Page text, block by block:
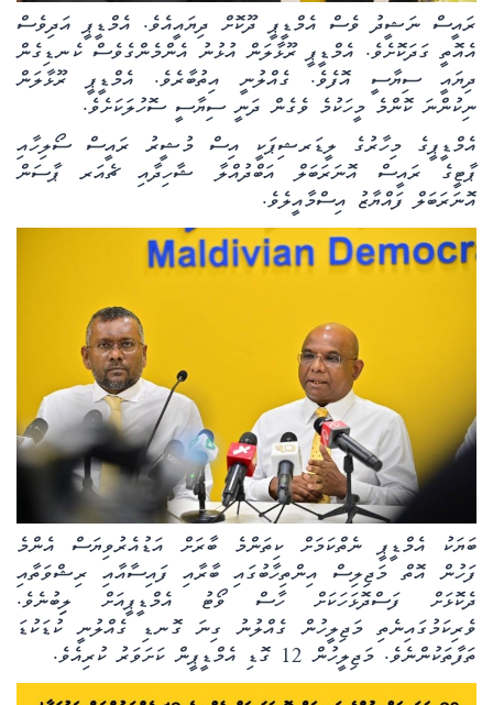
ރައީސް ނަޝީދު ވެސް އެމްޑީޕީ ދޫކޮށް ދިޔައީއެވެ. އެމްޑީޕީ އަދިވެސް
އެއޮތީ ގަދަކޮށެވެ. އެމްޑީޕީ ރޫޅާލަން އުޅުނު އެންމެންގެވެސް ކެނޑިގެން
ދިޔައީ ސިޔާސީ އޮފެވެ. ގެއްލުނީ އިތުބާރެވެ. އެމްޑީޕީ ރޫޅާލަން
ނިކުންނަ ކޮންމެ މީހަކުމެ ވެގެން ދަނީ ސިޔާސީ ސޮހުލަކަށެވެ.
އެމްޑީޕީގެ މިހާރުގެ ލީޑަރޝިޕަކީ އިސް މުޝީރު ރައީސް ސޯލިހާއި
ޕާޓީގެ ރައީސް އޮނަރަބަލް އަބްދުއްލާ ޝާހިދާއި ޗެއަރ ޕާސަން
އޮނަރަބަލް ފައްޔާޒު އިސްމާއީލެވެ.
ބަޔަކު އެމްޑީޕީ ނެތްކަމަށް ކިތަންމެ ބާރަށް އަޑުއެރުވިޔަސް އެންމެ
ފަހުން އޮތް މަޖިލިސް އިންތިހާބުގައި ބާރާއި ފައިސާއާއި ރިޝްވަތާއި
ދެކޮޅަށް ފަސްދޮޅަހަކަށް ހާސް ވޯޓު އެމްޑީޕީއަށް ލިިބުނެވެ.
ވެރިކަމުގައިނެތި މަޖިލީހުން ގެއްލުނު ގިނަ ގޮނޑި ގެއްލުނީ ކުޑަކުޑަ
ތަފާތަކުންނެވެ. މަޖިލީހުން 12 ގޮޑި އެމްޑީޕީން ކަށަވަރު ކުރިއެވެ.